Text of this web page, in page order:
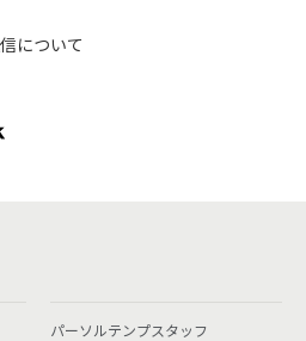
について
パーソルテンプスタッフ